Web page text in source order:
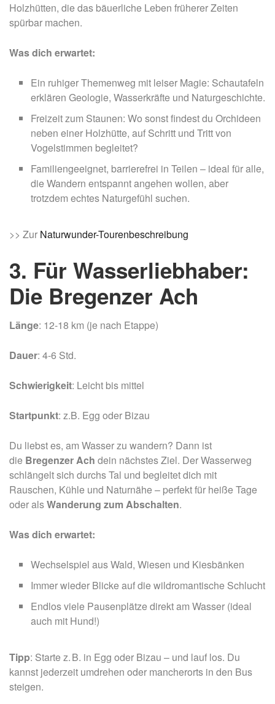
Holzhütten, die das bäuerliche Leben früherer Zeiten
spürbar machen.
Was dich erwartet:
Ein ruhiger Themenweg mit leiser Magie: Schautafeln
erklären Geologie, Wasserkräfte und Naturgeschichte.
Freizeit zum Staunen: Wo sonst findest du Orchideen
neben einer Holzhütte, auf Schritt und Tritt von
Vogelstimmen begleitet?
Familiengeeignet, barrierefrei in Teilen – ideal für alle,
die Wandern entspannt angehen wollen, aber
trotzdem echtes Naturgefühl suchen.
>> Zur Naturwunder-Tourenbeschreibung
3. Für Wasserliebhaber:
Die Bregenzer Ach
Länge: 12-18 km (je nach Etappe)
Dauer: 4-6 Std.
Schwierigkeit: Leicht bis mittel
Startpunkt: z.B. Egg oder Bizau
Du liebst es, am Wasser zu wandern? Dann ist
die Bregenzer Ach dein nächstes Ziel. Der Wasserweg
schlängelt sich durchs Tal und begleitet dich mit
Rauschen, Kühle und Naturnähe – perfekt für heiße Tage
oder alsWanderung zumAbschalten.
Was dich erwartet:
Wechselspiel aus Wald, Wiesen und Kiesbänken
Immer wieder Blicke auf die wildromantische Schlucht
Endlos viele Pausenplätze direkt am Wasser (ideal
auch mit Hund!)
Tipp: Starte z. B. in Egg oder Bizau – und lauf los. Du
kannst jederzeit umdrehen oder mancherorts in den Bus
steigen.